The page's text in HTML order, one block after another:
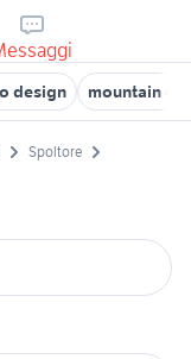
design mountain
Spoltore